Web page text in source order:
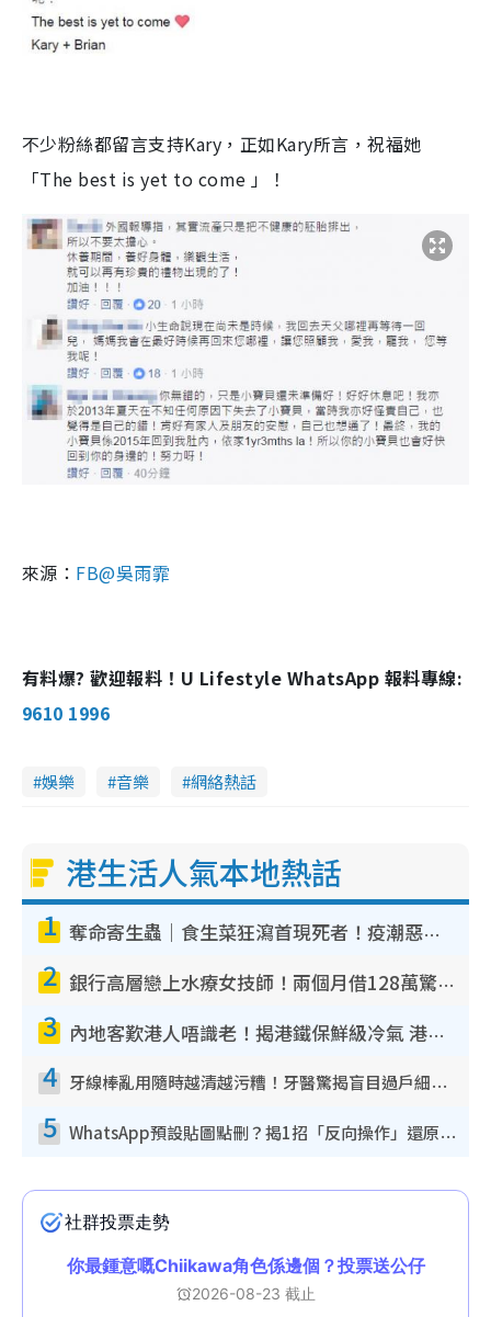
不少粉絲都留言支持Kary ，正如Kary所言，祝福她
「The best is yet to come 」！
來源： FB@吳雨霏
有料爆? 歡迎報料！U Lifestyle WhatsApp 報料專線:
9610 1996
娛樂 音樂 網絡熱話
港生活人氣本地熱話
1 奪命寄生蟲｜食生菜狂瀉首現死者！疫潮惡化錄1.8萬宗病例 揭洗菜3大謬誤
2 銀行高層戀上水療女技師！兩個月借128萬驚覺「沉船」沉落火海 揭背後疑似邪教操控賣淫
3 內地客歎港人唔識老！揭港鐵保鮮級冷氣 港人求放過：咪投訴
4 牙線棒亂用隨時越清越污糟！牙醫驚揭盲目過戶細菌恐致蛀牙：呢種先係日常真保養
5 WhatsApp預設貼圖點刪？揭1招「反向操作」還原簡潔介面 附3步實測教學